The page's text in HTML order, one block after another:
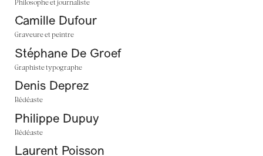
Philosophe et journaliste
Camille Dufour
Graveure et peintre
Stéphane De Groef
Graphiste typographe
Denis Deprez
Bédéaste
Philippe Dupuy
Bédéaste
Laurent Poisson